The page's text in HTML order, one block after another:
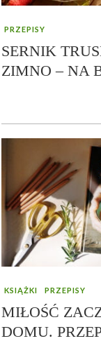
PRZEPISY
SERNIK
ZIMNO – NA
KSIĄŻKI PRZEPISY
MIŁOŚĆ
DOMU.